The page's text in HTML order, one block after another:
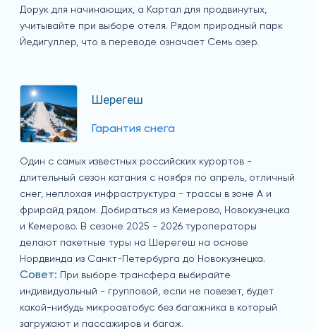
Дорук для начинающих, а Картал для продвинутых,
учитывайте при выборе отеля. Рядом природный парк
Йедигуллер, что в переводе означает Семь озер.
Шерегеш
Гарантия снега
Один с самых известных российских курортов -
длительный сезон катания с ноября по апрель, отличный
снег, неплохая инфраструктура - трассы в зоне А и
фрирайд рядом. Добираться из Кемерово, Новокузнецка
и Кемерово. В сезоне 2025 - 2026 туроператоры
делают пакетные туры на Шерегеш на основе
Нордвинда из Санкт-Петербурга до Новокузнецка.
Совет: При выборе трансфера выбирайте
индивидуальный - групповой, если не повезет, будет
какой-нибудь микроавтобус без багажника в который
загружают и пассажиров и багаж.